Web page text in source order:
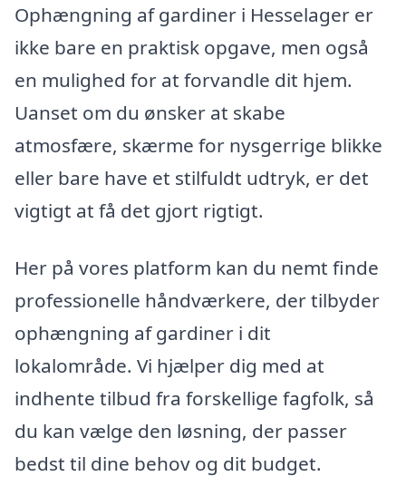
Ophængning af gardiner i Hesselager er
ikke bare en praktisk opgave, men også
en mulighed for at forvandle dit hjem.
Uanset om du ønsker at skabe
atmosfære, skærme for nysgerrige blikke
eller bare have et stilfuldt udtryk, er det
vigtigt at få det gjort rigtigt.
Her på vores platform kan du nemt finde
professionelle håndværkere, der tilbyder
ophængning af gardiner i dit
lokalområde. Vi hjælper dig med at
indhente tilbud fra forskellige fagfolk, så
du kan vælge den løsning, der passer
bedst til dine behov og dit budget.